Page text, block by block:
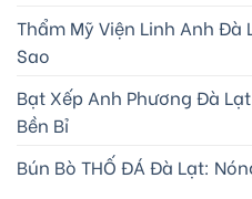
Thẩm Mỹ Viện Linh Anh Đà
Sao
Bạt Xếp Anh Phương Đà
Bền Bỉ
Bún Bò THỐ ĐÁ Đà Lạt: